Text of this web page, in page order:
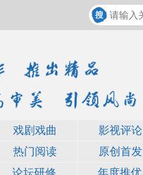
戏剧戏曲 影视评论
热门阅读 原创首发
论坛研修 年度推优